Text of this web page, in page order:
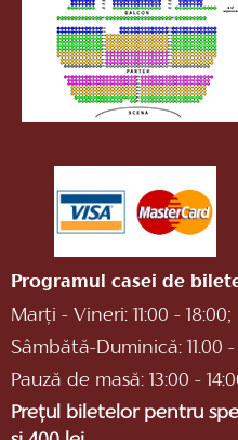
Programul casei de
Marți - Vineri: 11:00 -
Sâmbătă-Duminică: 11.00 -
Pauză de masă: 13:00 -
Prețul biletelor pentru